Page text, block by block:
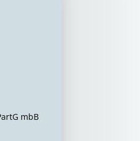
mbB